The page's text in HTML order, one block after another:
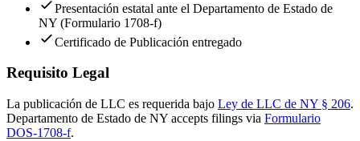
Presentación estatal ante el Departamento de Estado de
NY (Formulario 1708-f)
Certificado de Publicación entregado
Requisito Legal
La publicación de LLC es requerida bajo Ley de LLC de NY § 206.
Departamento de Estado de NY accepts filings via Formulario
DOS-1708-f.